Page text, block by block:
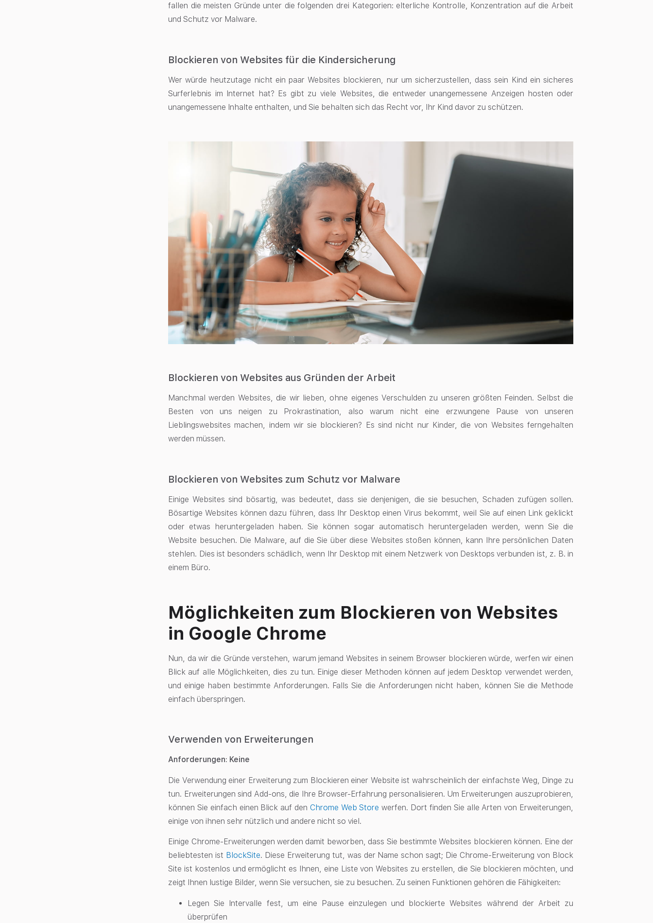
fallen die meisten Gründe unter die folgenden drei Kategorien: elterliche Kontrolle, Konzentration auf die Arbeit
und Schutz vor Malware.
Blockieren von Websites für die Kindersicherung
Wer würde heutzutage nicht ein paar Websites blockieren, nur um sicherzustellen, dass sein Kind ein sicheres
Surferlebnis im Internet hat? Es gibt zu viele Websites, die entweder unangemessene Anzeigen hosten oder
unangemessene Inhalte enthalten, und Sie behalten sich das Recht vor, Ihr Kind davor zu schützen.
Blockieren von Websites aus Gründen der Arbeit
Manchmal werden Websites, die wir lieben, ohne eigenes Verschulden zu unseren größten Feinden. Selbst die
Besten von uns neigen zu Prokrastination, also warum nicht eine erzwungene Pause von unseren
Lieblingswebsites machen, indem wir sie blockieren? Es sind nicht nur Kinder, die von Websites ferngehalten
werden müssen.
Blockieren von Websites zum Schutz vor Malware
Einige Websites sind bösartig, was bedeutet, dass sie denjenigen, die sie besuchen, Schaden zufügen sollen.
Bösartige Websites können dazu führen, dass Ihr Desktop einen Virus bekommt, weil Sie auf einen Link geklickt
oder etwas heruntergeladen haben. Sie können sogar automatisch heruntergeladen werden, wenn Sie die
Website besuchen. Die Malware, auf die Sie über diese Websites stoßen können, kann Ihre persönlichen Daten
stehlen. Dies ist besonders schädlich, wenn Ihr Desktop mit einem Netzwerk von Desktops verbunden ist, z. B. in
einem Büro.
Möglichkeiten zum Blockieren von Websites
in Google Chrome
Nun, da wir die Gründe verstehen, warum jemand Websites in seinem Browser blockieren würde, werfen wir einen
Blick auf alle Möglichkeiten, dies zu tun. Einige dieser Methoden können auf jedem Desktop verwendet werden,
und einige haben bestimmte Anforderungen. Falls Sie die Anforderungen nicht haben, können Sie die Methode
einfach überspringen.
Verwenden von Erweiterungen
Anforderungen: Keine
Die Verwendung einer Erweiterung zum Blockieren einer Website ist wahrscheinlich der einfachste Weg, Dinge zu
tun. Erweiterungen sind Add-ons, die Ihre Browser-Erfahrung personalisieren. Um Erweiterungen auszuprobieren,
können Sie einfach einen Blick auf den Chrome Web Store werfen. Dort finden Sie alle Arten von Erweiterungen,
einige von ihnen sehr nützlich und andere nicht so viel.
Einige Chrome-Erweiterungen werden damit beworben, dass Sie bestimmte Websites blockieren können. Eine der
beliebtesten ist BlockSite. Diese Erweiterung tut, was der Name schon sagt; Die Chrome-Erweiterung von Block
Site ist kostenlos und ermöglicht es Ihnen, eine Liste von Websites zu erstellen, die Sie blockieren möchten, und
zeigt Ihnen lustige Bilder, wenn Sie versuchen, sie zu besuchen. Zu seinen Funktionen gehören die Fähigkeiten:
Legen Sie Intervalle fest, um eine Pause einzulegen und blockierte Websites während der Arbeit zu
überprüfen